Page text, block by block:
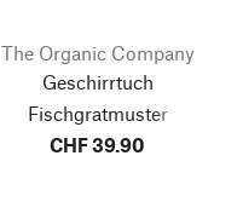
The Organic Company
Geschirrtuch
Fischgratmuster
CHF 39.90